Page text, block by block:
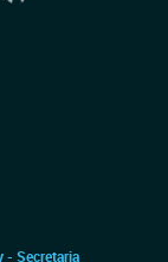
- Secretaria